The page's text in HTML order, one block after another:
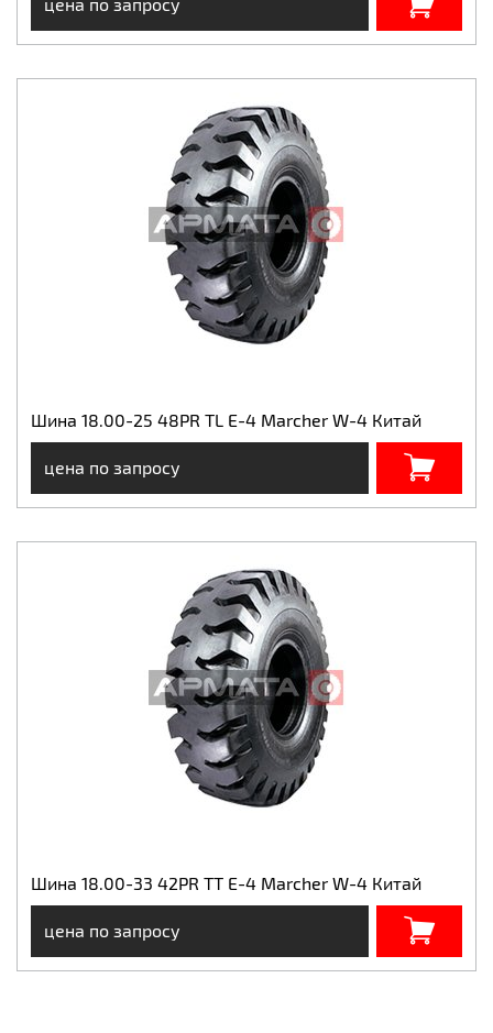
Шина 18.00-25 48PR TL E-4 Marcher W-4 Китай
цена по запросу
Шина 18.00-33 42PR TT E-4 Marcher W-4 Китай
цена по запросу